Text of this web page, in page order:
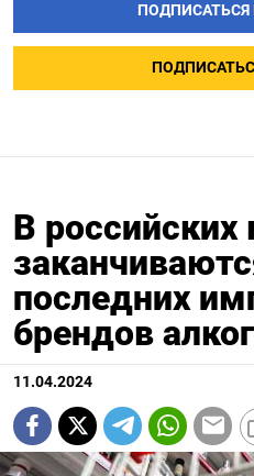
ПОДПИСАТЬСЯ
В российских
последних
брендов
11.04.2024